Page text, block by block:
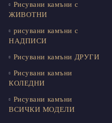
Рисувани камъни с
ЖИВОТНИ
рисувани камъни с
НАДПИСИ
Рисувани камъни ДРУГИ
Рисувани камъни
КОЛЕДНИ
Рисувани камъни
ВСИЧКИ МОДЕЛИ